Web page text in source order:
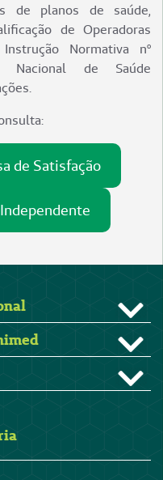
de planos de saúde,
de Operadoras
Normativa nº
Nacional de Saúde
de Satisfação